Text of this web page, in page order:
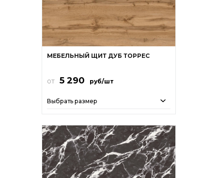
МЕБЕЛЬНЫЙ ЩИТ ДУБ ТОРРЕС
от 5 290 руб/шт
Выбрать размер